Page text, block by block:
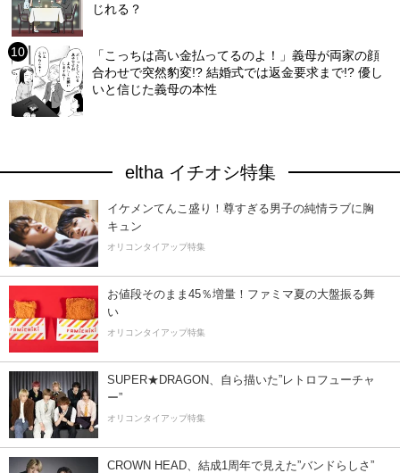
じれる？
「こっちは高い金払ってるのよ！」義母が両家の顔
合わせで突然豹変!? 結婚式では返金要求まで!? 優し
いと信じた義母の本性
eltha イチオシ特集
イケメンてんこ盛り！尊すぎる男子の純情ラブに胸
キュン
オリコンタイアップ特集
お値段そのまま45％増量！ファミマ夏の大盤振る舞
い
オリコンタイアップ特集
SUPER★DRAGON、自ら描いた”レトロフューチャ
ー”
オリコンタイアップ特集
CROWN HEAD、結成1周年で見えた”バンドらしさ”